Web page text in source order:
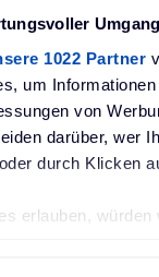
1022 Partner
um
von
darüber, wer
durch Klicken
erlauben, würden
Einfach den